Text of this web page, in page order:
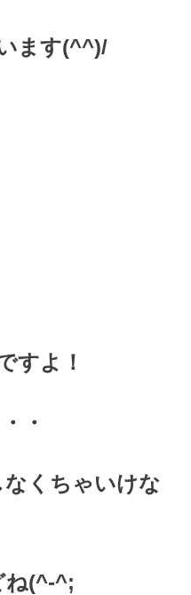
ます(^^)/
すよ！
・
くちゃいけな
ね(^-^;